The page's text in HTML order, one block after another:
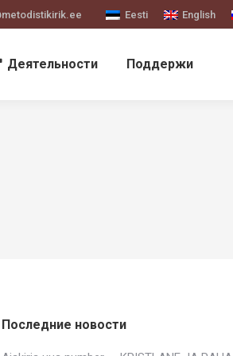
Eesti English
Деятельности Поддержи
Последние новости